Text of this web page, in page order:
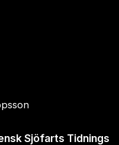
Sjöfarts Tidnings